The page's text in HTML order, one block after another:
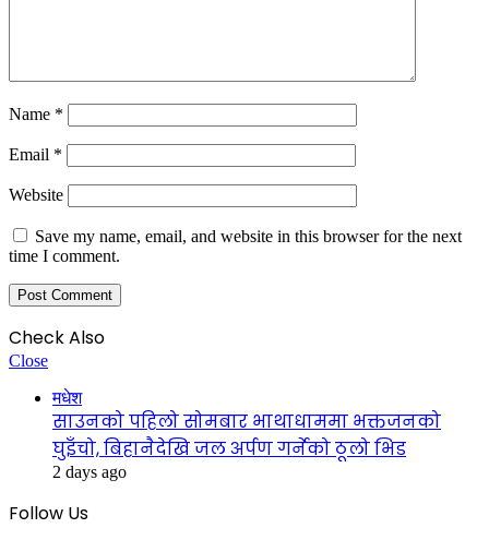
Name *
Email *
Website
Save my name, email, and website in this browser for the next
time I comment.
Check Also
Close
मधेश
साउनको पहिलो सोमबार भाथाधाममा भक्तजनको
घुइँचो, बिहानैदेखि जल अर्पण गर्नेको ठूलो भिड
2 days ago
Follow Us